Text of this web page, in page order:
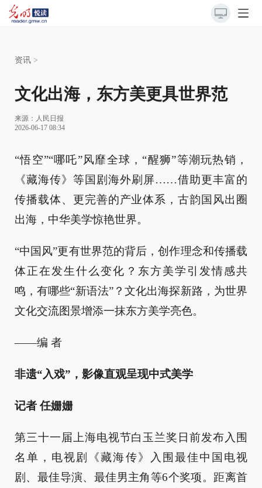
资讯 >
文化出海，东方美更具世界范
来源： 人民日报
2026-06-17 08:34
“悟空”“哪吒”风靡全球，“醒狮”等潮玩热销，
《藏海传》等国剧海外刷屏……借助更丰富的
传播载体、更完善的产业体系，古韵国风出圈
出海，中华美学惊艳世界。
“中国风”更有世界范的背后，创作理念和传播载
体正在发生什么变化？东方美学引发情感共
鸣，有哪些“新语法”？文化出海探新路，为世界
文化交流图景增添一抹东方美学亮色。
——编 者
非遗“入戏”，影像直观呈现中式美学
记者 任姗姗
第三十一届上海电视节白玉兰奖日前发布入围
名单，电视剧《藏海传》入围最佳中国电视
剧、最佳导演、最佳男主角等6个奖项。距离首